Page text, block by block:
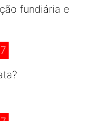
fundiária e